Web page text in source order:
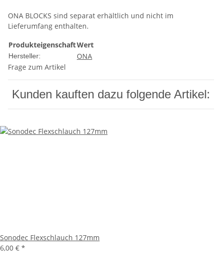
ONA BLOCKS sind separat erhältlich und nicht im
Lieferumfang enthalten.
ProdukteigenschaftWert
Hersteller:
ONA
Frage zum Artikel
Kunden kauften dazu folgende Artikel:
Sonodec Flexschlauch 127mm
6,00 € *